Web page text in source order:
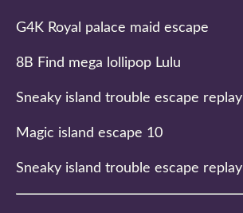
G4K Royal palace maid escape
8B Find mega lollipop Lulu
Sneaky island trouble escape replay
Magic island escape 10
Sneaky island trouble escape replay